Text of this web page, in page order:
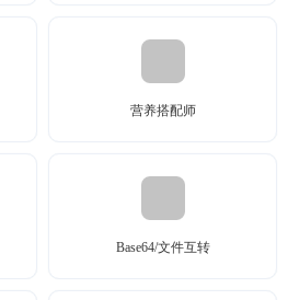
营养搭配师
Base64/文件互转